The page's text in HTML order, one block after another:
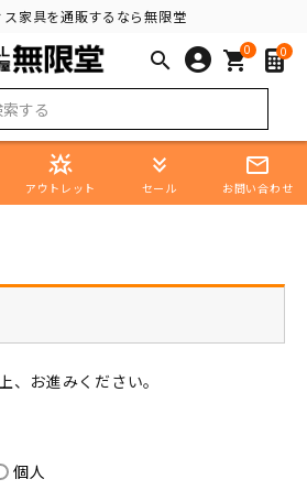
ス家具を通販するなら無限堂
search 0
shopping_cart 0
star_shine
アウトレット
keyboard_double_arrow_down
セール
mail_outline
お問い合わせ
、お進みください。
個人